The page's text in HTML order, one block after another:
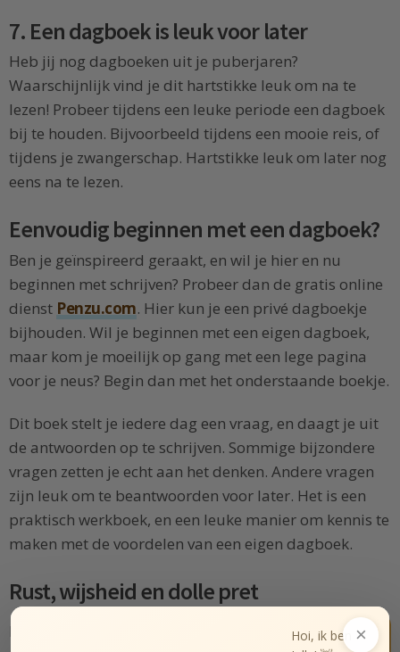
7. Een dagboek is leuk voor later
Heb jij nog dagboeken uit je puberjaren?
Waarschijnlijk vind je dit hartstikke leuk om na te
lezen! Probeer tijdens een leuke periode een dagboek
bij te houden. Bijvoorbeeld tijdens een mooie reis, of
tijdens je zwangerschap. Hartstikke leuk om later nog
eens na te lezen.
Eenvoudig beginnen met een dagboek?
Ben je geïnspireerd geraakt, en wil je hier en nu
beginnen met schrijven? Probeer dan de gratis online
dienst Penzu.com. Hier kun je een privé dagboekje
bijhouden. Wil je beginnen met een eigen dagboek,
maar kom je moeilijk op gang met een lege pagina
voor je neus? Begin dan met het onderstaande boekje.
Dit boek stelt je iedere dag een vraag, en daagt je uit
de antwoorden op te schrijven. Sommige bijzondere
vragen zetten je echt aan het denken. Andere vragen
zijn leuk om te beantwoorden voor later. Het is een
praktisch werkboek, en een leuke manier om kennis te
maken met de voordelen van een eigen dagboek.
Rust, wijsheid en dolle pret
×
Hoi, ik ben